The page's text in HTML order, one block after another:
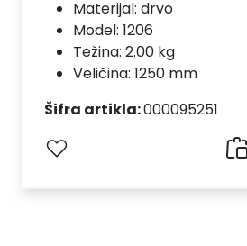
Materijal: drvo
Model: 1206
Težina: 2.00 kg
Veličina: 1250 mm
Šifra artikla:000095251